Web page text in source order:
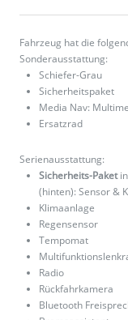
Fahrzeug hat die
Sonderausstattung:
Schiefer-Grau
Sicherheitspaket
Media Nav:
Ersatzrad
Serienausstattung:
Sicherheits-Paket
(hinten): Sensor &
Klimaanlage
Regensensor
Tempomat
Radio
Rückfahrkamera
Bluetooth